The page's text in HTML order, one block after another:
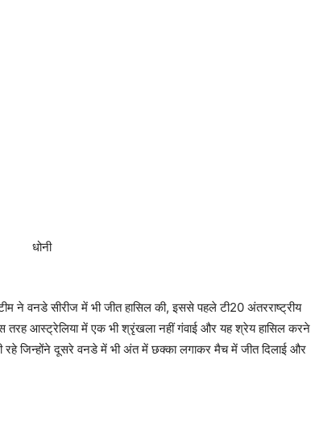
ने वनडे सीरीज में भी जीत हासिल की, इससे पहले टी20 अंतरराष्ट्रीय
तरह आस्ट्रेलिया में एक भी श्रृंखला नहीं गंवाई और यह श्रेय हासिल करने
रहे जिन्होंने दूसरे वनडे में भी अंत में छक्का लगाकर मैच में जीत दिलाई और